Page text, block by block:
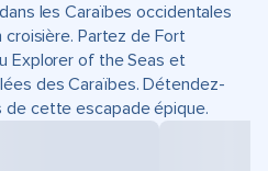
les Caraïbes occidentales
Partez de Fort
Explorer of the Seas et
des Caraïbes. Détendez-
cette escapade épique.